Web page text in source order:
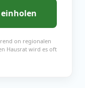
on regionalen
Hausrat wird es oft